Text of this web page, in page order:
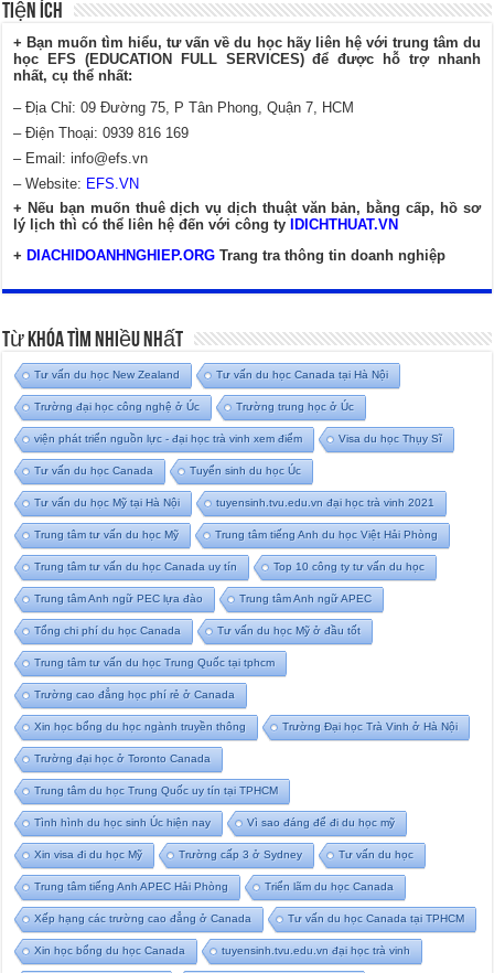
Tiện Ích
+ Bạn muốn tìm hiểu, tư vấn về du học hãy liên hệ với trung tâm du
học EFS (EDUCATION FULL SERVICES) để được hỗ trợ nhanh
nhất, cụ thể nhất:
– Địa Chỉ: 09 Đường 75, P Tân Phong, Quận 7, HCM
– Điện Thoại: 0939 816 169
– Email:info@efs.vn
– Website: EFS.VN
+ Nếu bạn muốn thuê dịch vụ dịch thuật văn bản, bằng cấp, hồ sơ
lý lịch thì có thể liên hệ đến với công ty
IDICHTHUAT.VN
+ DIACHIDOANHNGHIEP.ORG Trang tra thông tin doanh nghiệp
Từ Khóa Tìm Nhiều Nhất
Tư vấn du học New Zealand Tư vấn du học Canada tại Hà Nội
Trường đại học công nghệ ở Úc Trường trung học ở Úc
viện phát triển nguồn lực - đại học trà vinh xem điểm Visa du học Thụy Sĩ
Tư vấn du học Canada Tuyển sinh du học Úc
Tư vấn du học Mỹ tại Hà Nội tuyensinh.tvu.edu.vn đại học trà vinh 2021
Trung tâm tư vấn du học Mỹ Trung tâm tiếng Anh du học Việt Hải Phòng
Trung tâm tư vấn du học Canada uy tín Top 10 công ty tư vấn du học
Trung tâm Anh ngữ PEC lựa đào Trung tâm Anh ngữ APEC
Tổng chi phí du học Canada Tư vấn du học Mỹ ở đầu tốt
Trung tâm tư vấn du học Trung Quốc tại tphcm
Trường cao đẳng học phí rẻ ở Canada
Xin học bổng du học ngành truyền thông Trường Đại học Trà Vinh ở Hà Nội
Trường đại học ở Toronto Canada
Trung tâm du học Trung Quốc uy tín tại TPHCM
Tình hình du học sinh Úc hiện nay Vì sao đáng để đi du học mỹ
Xin visa đi du học Mỹ Trường cấp 3 ở Sydney Tư vấn du học
Trung tâm tiếng Anh APEC Hải Phòng Triển lãm du học Canada
Xếp hạng các trường cao đẳng ở Canada Tư vấn du học Canada tại TPHCM
Xin học bổng du học Canada tuyensinh.tvu.edu.vn đại học trà vinh